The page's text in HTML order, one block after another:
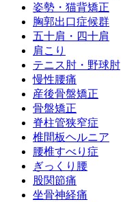
姿勢・猫背矯正
胸郭出口症候群
五十肩・四十肩
肩こり
テニス肘・野球肘
慢性腰痛
産後骨盤矯正
骨盤矯正
脊柱管狭窄症
椎間板ヘルニア
腰椎すべり症
ぎっくり腰
股関節痛
坐骨神経痛